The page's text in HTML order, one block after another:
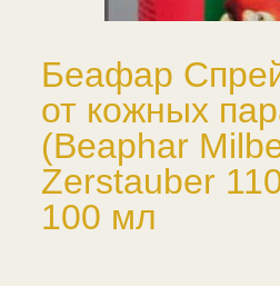
Беафар
от кожных
(Beaphar
Zerstauber
100 мл